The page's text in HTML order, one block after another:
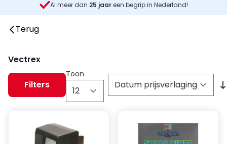
Al meer dan 25 jaareen begrip in Nederland!
Terug
Vectrex
Filters
Toon
per pagina